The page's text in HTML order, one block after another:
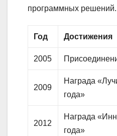
программных решений.
Год Достижения
2005
2009
Награда
года»
2012
Награда
года»